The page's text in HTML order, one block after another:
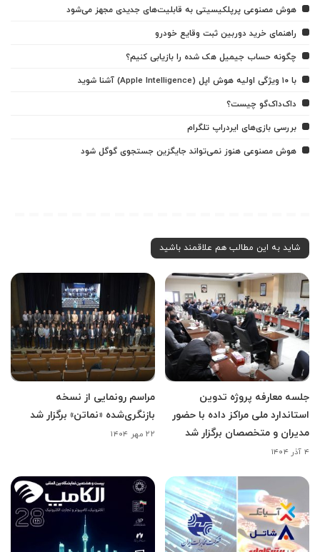
هوش مصنوعی پرپلکیسیتی به قابلیت‌های جدیدی مجهز می‌شود
راهنمای خرید دوربین ثبت وقایع خودرو
چگونه حساب جیمیل هک شده را بازیابی کنیم؟
با ۱۰ ویژگی اولیه هوش اپل (Apple Intelligence) آشنا شوید
داک‌داک‌گو چیست؟
بررسی بازی‌های ایردراپ تلگرام
هوش مصنوعی هنوز نمی‌تواند جایگزین جستجوی گوگل شود
شاید به این مطالب هم علاقمند باشید
جلسه معارفه پروژه تدوین
استاندارد ملی مراکز داده با حضور
مدیران و متخصصان برگزار شد
۴ آذر ۱۴۰۴
مراسم رونمایی از نسخه
بازنگری‌شده «نماتن» برگزار شد
۲۲ مهر ۱۴۰۴